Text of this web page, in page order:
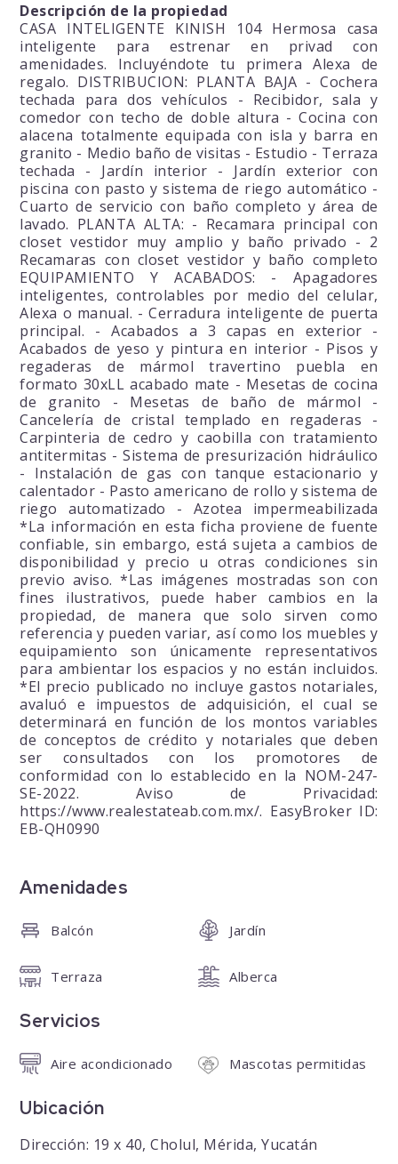
Descripción de la propiedad
CASA INTELIGENTE KINISH 104 Hermosa casa
inteligente para estrenar en privad con
amenidades. Incluyéndote tu primera Alexa de
regalo. DISTRIBUCION: PLANTA BAJA - Cochera
techada para dos vehículos - Recibidor, sala y
comedor con techo de doble altura - Cocina con
alacena totalmente equipada con isla y barra en
granito - Medio baño de visitas - Estudio - Terraza
techada - Jardín interior - Jardín exterior con
piscina con pasto y sistema de riego automático -
Cuarto de servicio con baño completo y área de
lavado. PLANTA ALTA: - Recamara principal con
closet vestidor muy amplio y baño privado - 2
Recamaras con closet vestidor y baño completo
EQUIPAMIENTO Y ACABADOS: - Apagadores
inteligentes, controlables por medio del celular,
Alexa o manual. - Cerradura inteligente de puerta
principal. - Acabados a 3 capas en exterior -
Acabados de yeso y pintura en interior - Pisos y
regaderas de mármol travertino puebla en
formato 30xLL acabado mate - Mesetas de cocina
de granito - Mesetas de baño de mármol -
Cancelería de cristal templado en regaderas -
Carpinteria de cedro y caobilla con tratamiento
antitermitas - Sistema de presurización hidráulico
- Instalación de gas con tanque estacionario y
calentador - Pasto americano de rollo y sistema de
riego automatizado - Azotea impermeabilizada
*La información en esta ficha proviene de fuente
confiable, sin embargo, está sujeta a cambios de
disponibilidad y precio u otras condiciones sin
previo aviso. *Las imágenes mostradas son con
fines ilustrativos, puede haber cambios en la
propiedad, de manera que solo sirven como
referencia y pueden variar, así como los muebles y
equipamiento son únicamente representativos
para ambientar los espacios y no están incluidos.
*El precio publicado no incluye gastos notariales,
avaluó e impuestos de adquisición, el cual se
determinará en función de los montos variables
de conceptos de crédito y notariales que deben
ser consultados con los promotores de
conformidad con lo establecido en la NOM-247-
SE-2022. Aviso de Privacidad:
https://www.realestateab.com.mx/. EasyBroker ID:
EB-QH0990
Amenidades
Balcón Jardín
Terraza Alberca
Servicios
Aire acondicionado Mascotas permitidas
Ubicación
Dirección: 19 x 40, Cholul, Mérida, Yucatán